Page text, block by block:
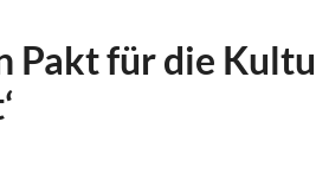
Pakt für die